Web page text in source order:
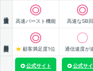
高速バースト機能 高速なSB
顧客満足度1位 通信速度が
公式サイト 公式サ